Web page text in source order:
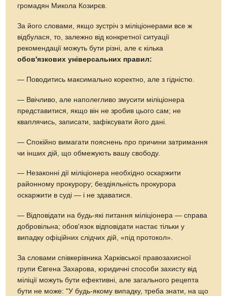
громадян Микола Козирєв.
За його словами, якщо зустріч з міліціонерами все ж
відбулася, то, залежно від конкретної ситуації
рекомендації можуть бути різні, але є кілька
обов'язкових універсальних правил:
— Поводитись максимально коректно, але з гідністю.
— Ввічливо, але наполегливо змусити міліціонера
представитися, якщо він не зробив цього сам; не
кваплячись, записати, зафіксувати його дані.
— Спокійно вимагати пояснень про причини затримання
чи інших дій, що обмежують вашу свободу.
— Незаконні дії міліціонера необхідно оскаржити
районному прокурору; бездіяльність прокурора
оскаржити в суді — і не здаватися.
— Відповідати на будь-які питання міліціонера — справа
добровільна; обов'язок відповідати настає тільки у
випадку офіційних слідчих дій, «під протокол».
За словами співкерівника Харківської правозахисної
групи Євгена Захарова, юридичні способи захисту від
міліції можуть бути ефективні, але загального рецепта
бути не може: "У будь-якому випадку, треба знати, на що